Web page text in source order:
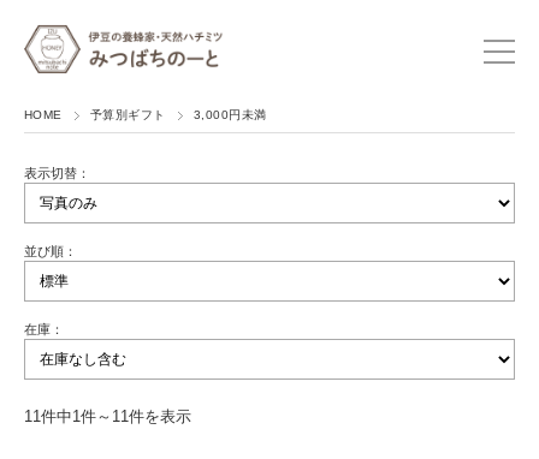
HOME 予算別ギフト 3,000円未満
表示切替：
並び順：
在庫：
11件中1件～11件を表示